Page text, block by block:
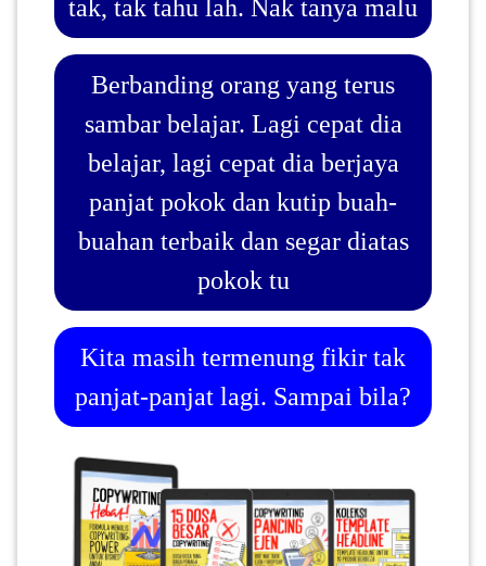
tak, tak tahu lah. Nak tanya malu
Berbanding orang yang terus
sambar belajar. Lagi cepat dia
belajar, lagi cepat dia berjaya
panjat pokok dan kutip buah-
buahan terbaik dan segar diatas
pokok tu
Kita masih termenung fikir tak
panjat-panjat lagi. Sampai bila?